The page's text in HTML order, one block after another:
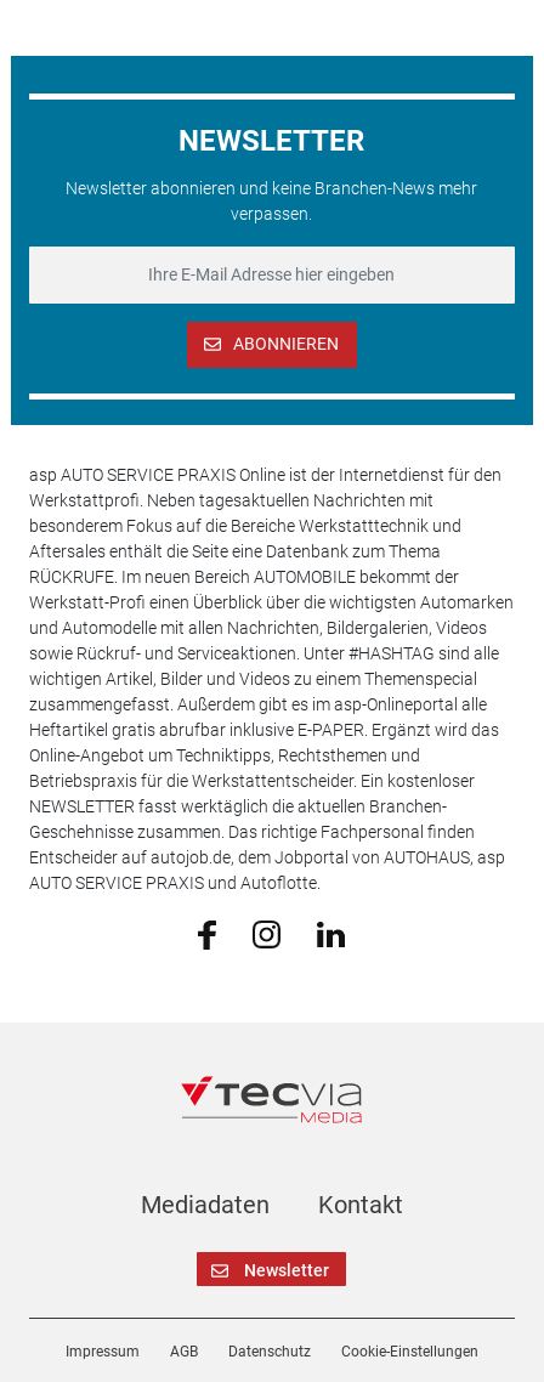
NEWSLETTER
Newsletter abonnieren und keine Branchen-News mehr
verpassen.
ABONNIEREN
asp AUTO SERVICE PRAXIS Online ist der Internetdienst für den
Werkstattprofi. Neben tagesaktuellen Nachrichten mit
besonderem Fokus auf die Bereiche Werkstatttechnik und
Aftersales enthält die Seite eine Datenbank zum Thema
RÜCKRUFE. Im neuen Bereich AUTOMOBILE bekommt der
Werkstatt-Profi einen Überblick über die wichtigsten Automarken
und Automodelle mit allen Nachrichten, Bildergalerien, Videos
sowie Rückruf- und Serviceaktionen. Unter #HASHTAG sind alle
wichtigen Artikel, Bilder und Videos zu einem Themenspecial
zusammengefasst. Außerdem gibt es im asp-Onlineportal alle
Heftartikel gratis abrufbar inklusive E-PAPER. Ergänzt wird das
Online-Angebot um Techniktipps, Rechtsthemen und
Betriebspraxis für die Werkstattentscheider. Ein kostenloser
NEWSLETTER fasst werktäglich die aktuellen Branchen-
Geschehnisse zusammen. Das richtige Fachpersonal finden
Entscheider auf autojob.de, dem Jobportal von AUTOHAUS, asp
AUTO SERVICE PRAXIS und Autoflotte.
Mediadaten Kontakt
Newsletter
Impressum AGB Datenschutz Cookie-Einstellungen